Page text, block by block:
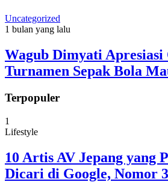
Uncategorized
1 bulan yang lalu
Wagub Dimyati Apresiasi
Turnamen Sepak Bola
Terpopuler
1
Lifestyle
10 Artis AV Jepang yang
Dicari di Google, Nomor